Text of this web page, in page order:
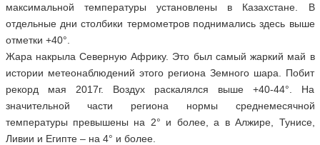
максимальной температуры установлены в Казахстане. В
отдельные дни столбики термометров поднимались здесь выше
отметки +40°.
Жара накрыла Северную Африку. Это был самый жаркий май в
истории метеонаблюдений этого региона Земного шара. Побит
рекорд мая 2017г. Воздух раскалялся выше +40-44°. На
значительной части региона нормы среднемесячной
температуры превышены на 2° и более, а в Алжире, Тунисе,
Ливии и Египте – на 4° и более.